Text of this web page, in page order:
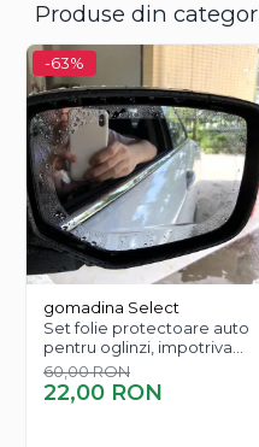
Acest set de șanuri
ideal pentru oricine
Produse din
-63%
gomadina Select
Set folie protectoare auto
pentru oglinzi, impotriva
apei si aburului, Film
Protect
60,00 RON
22,00 RON